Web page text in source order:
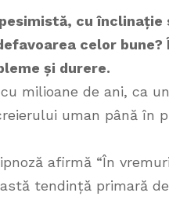
cu înclinație
celor
și durere.
milioane de ani, ca
uman până în
afirmă “În
tendință primară